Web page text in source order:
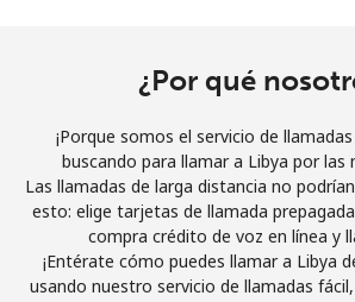
Al abrir una cuenta en este sitio web,
Términos y condiciones.
Únete
¿Por qué
¡Porque somos el servicio de
buscando para llamar a Libya por las
Las llamadas de larga distancia no
esto: elige tarjetas de llamada
compra crédito de voz en línea y
¡Entérate cómo puedes llamar a Libya
usando nuestro servicio de llamadas